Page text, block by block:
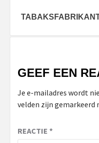
GEEF EEN
Je e-mailadres wordt
velden zijn gemarkeerd
REACTIE *